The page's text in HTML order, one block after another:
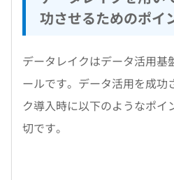
功させるためのポイ
データレイクはデータ活用基
ールです。データ活用を成功
ク導入時に以下のようなポイ
切です。